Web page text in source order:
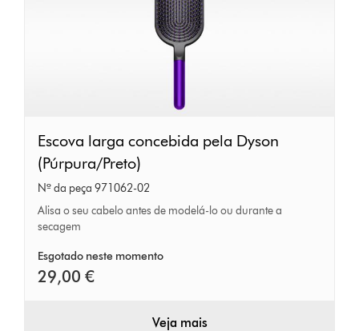
larga
concebida
pela
Dyson
(Púrpura/Preto)
Escova larga concebida pela Dyson
(Púrpura/Preto)
Nº da peça 971062-02
Alisa o seu cabelo antes de modelá-lo ou durante a
secagem
Esgotado neste momento
29,00 €
Veja mais